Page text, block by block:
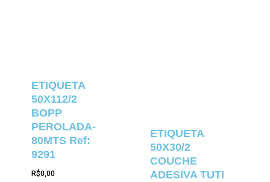
ETIQUETA
50X112/2
BOPP
PEROLADA-
80MTS Ref:
9291
R$0,00
ETIQUETA
50X30/2
COUCHE
ADESIVA TUTI